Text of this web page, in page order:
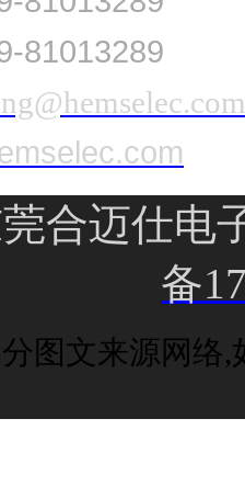
81013289
合迈仕电
备
图文来源网络